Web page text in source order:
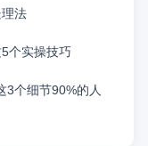
法
个实操技巧
3个细节90%的人